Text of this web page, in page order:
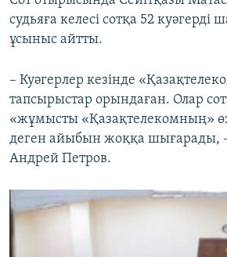
судьяға келесі сотқа 52 куәгерді
ұсыныс айтты.
– Куәгерлер кезінде
тапсырыстар орындаған. Олар
«жұмысты «Қазақтелекомның»
деген айыбын жоққа шығарады, –
Андрей Петров.